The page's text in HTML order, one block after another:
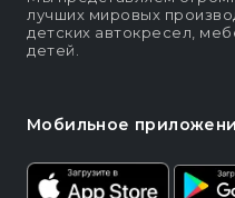
лучших мировых
детских автокресел,
детей.
Мобильное